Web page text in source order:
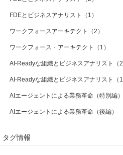
FDEとビジネスアナリスト（1）
ワークフォースアーキテクト（2）
ワークフォース・アーキテクト（1）
AI-Readyな組織とビジネスアナリスト（2
AI-Readyな組織とビジネスアナリスト（1
AIエージェントによる業務革命（特別編）
AIエージェントによる業務革命（後編）
タグ情報